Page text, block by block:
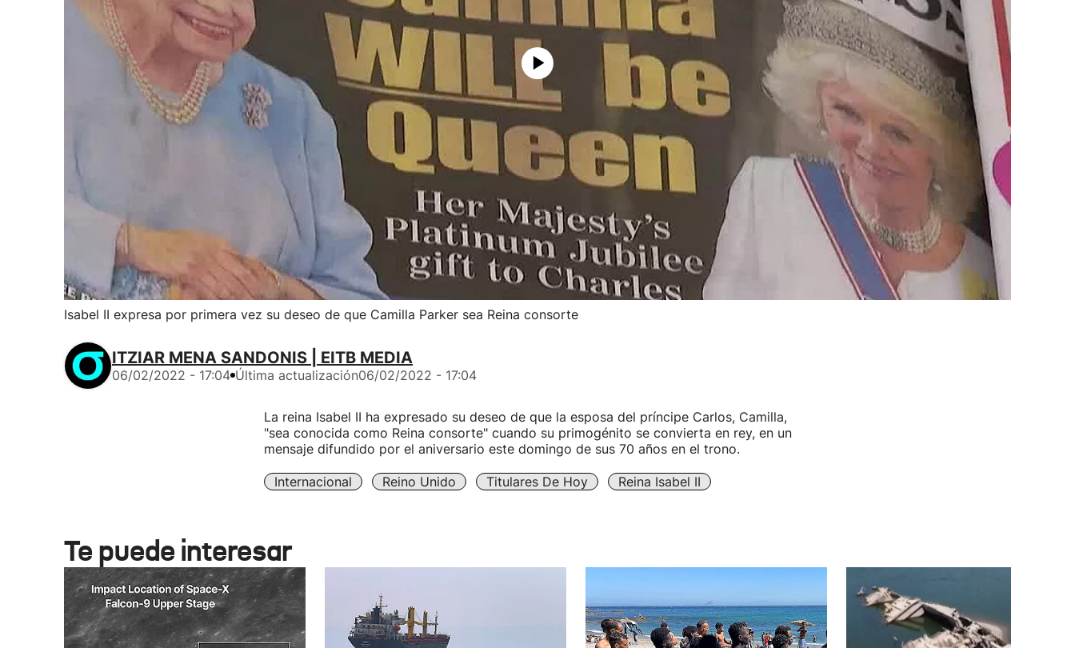
Isabel II expresa por primera vez su deseo de que Camilla Parker sea Reina consorte
ITZIAR MENA SANDONIS | EITB MEDIA
06/02/2022 - 17:04 Última actualización06/02/2022 - 17:04
La reina Isabel II ha expresado su deseo de que la esposa del príncipe Carlos, Camilla,
"sea conocida como Reina consorte" cuando su primogénito se convierta en rey, en un
mensaje difundido por el aniversario este domingo de sus 70 años en el trono.
Internacional Reino Unido Titulares De Hoy Reina Isabel II
Te puede interesar